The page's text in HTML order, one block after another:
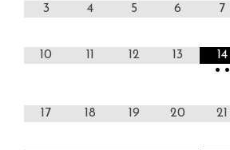
3 4 5 6 7
10 11 12 13
14
• •
17 18 19 20 21